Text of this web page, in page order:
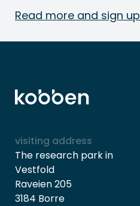
Read more and sign up
visiting address
The research park in
Vestfold
Raveien 205
3184 Borre